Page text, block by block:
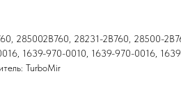
285002B760, 28231-2B760, 28500-
1639-970-0010, 1639-970-0016,
TurboMir